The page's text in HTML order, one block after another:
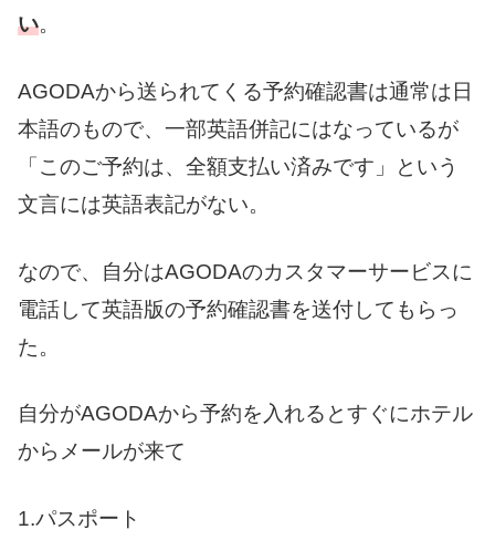
い。
AGODAから送られてくる予約確認書は通常は日
本語のもので、一部英語併記にはなっているが
「このご予約は、全額支払い済みです」という
文言には英語表記がない。
なので、自分はAGODAのカスタマーサービスに
電話して英語版の予約確認書を送付してもらっ
た。
自分がAGODAから予約を入れるとすぐにホテル
からメールが来て
1.パスポート